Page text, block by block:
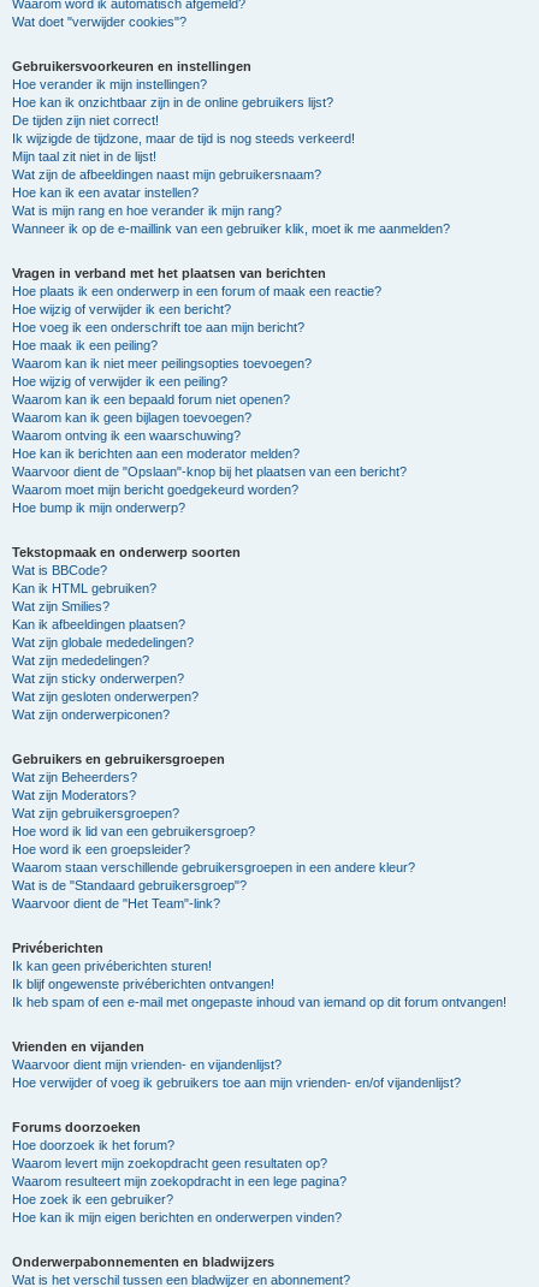
Waarom word ik automatisch afgemeld?
Wat doet "verwijder cookies"?
Gebruikersvoorkeuren en instellingen
Hoe verander ik mijn instellingen?
Hoe kan ik onzichtbaar zijn in de online gebruikers lijst?
De tijden zijn niet correct!
Ik wijzigde de tijdzone, maar de tijd is nog steeds verkeerd!
Mijn taal zit niet in de lijst!
Wat zijn de afbeeldingen naast mijn gebruikersnaam?
Hoe kan ik een avatar instellen?
Wat is mijn rang en hoe verander ik mijn rang?
Wanneer ik op de e-maillink van een gebruiker klik, moet ik me aanmelden?
Vragen in verband met het plaatsen van berichten
Hoe plaats ik een onderwerp in een forum of maak een reactie?
Hoe wijzig of verwijder ik een bericht?
Hoe voeg ik een onderschrift toe aan mijn bericht?
Hoe maak ik een peiling?
Waarom kan ik niet meer peilingsopties toevoegen?
Hoe wijzig of verwijder ik een peiling?
Waarom kan ik een bepaald forum niet openen?
Waarom kan ik geen bijlagen toevoegen?
Waarom ontving ik een waarschuwing?
Hoe kan ik berichten aan een moderator melden?
Waarvoor dient de "Opslaan"-knop bij het plaatsen van een bericht?
Waarom moet mijn bericht goedgekeurd worden?
Hoe bump ik mijn onderwerp?
Tekstopmaak en onderwerp soorten
Wat is BBCode?
Kan ik HTML gebruiken?
Wat zijn Smilies?
Kan ik afbeeldingen plaatsen?
Wat zijn globale mededelingen?
Wat zijn mededelingen?
Wat zijn sticky onderwerpen?
Wat zijn gesloten onderwerpen?
Wat zijn onderwerpiconen?
Gebruikers en gebruikersgroepen
Wat zijn Beheerders?
Wat zijn Moderators?
Wat zijn gebruikersgroepen?
Hoe word ik lid van een gebruikersgroep?
Hoe word ik een groepsleider?
Waarom staan verschillende gebruikersgroepen in een andere kleur?
Wat is de "Standaard gebruikersgroep"?
Waarvoor dient de "Het Team"-link?
Privéberichten
Ik kan geen privéberichten sturen!
Ik blijf ongewenste privéberichten ontvangen!
Ik heb spam of een e-mail met ongepaste inhoud van iemand op dit forum ontvangen!
Vrienden en vijanden
Waarvoor dient mijn vrienden- en vijandenlijst?
Hoe verwijder of voeg ik gebruikers toe aan mijn vrienden- en/of vijandenlijst?
Forums doorzoeken
Hoe doorzoek ik het forum?
Waarom levert mijn zoekopdracht geen resultaten op?
Waarom resulteert mijn zoekopdracht in een lege pagina?
Hoe zoek ik een gebruiker?
Hoe kan ik mijn eigen berichten en onderwerpen vinden?
Onderwerpabonnementen en bladwijzers
Wat is het verschil tussen een bladwijzer en abonnement?